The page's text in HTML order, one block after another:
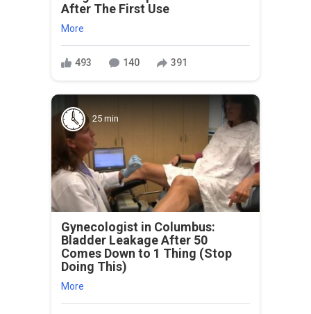
After The First Use
More
493 140 391
25 min
Gynecologist in Columbus:
Bladder Leakage After 50
Comes Down to 1 Thing (Stop
Doing This)
More